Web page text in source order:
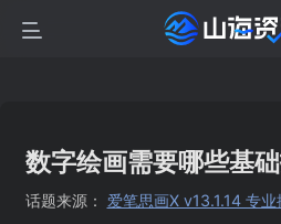
数字绘画需要哪些基
话题来源： 爱笔思画X v13.1.14 专